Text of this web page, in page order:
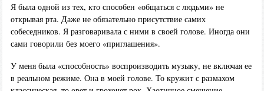
Я была одной из тех, кто способен «общаться с людьми» не
открывая рта. Даже не обязательно присутствие самих
собеседников. Я разговаривала с ними в своей голове. Иногда они
сами говорили без моего «приглашения».
У меня была «способность» воспроизводить музыку, не включая ее
в реальном режиме. Она в моей голове. То кружит с размахом